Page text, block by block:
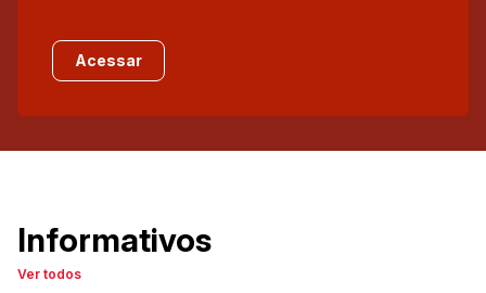
Acessar
Informativos
Ver todos